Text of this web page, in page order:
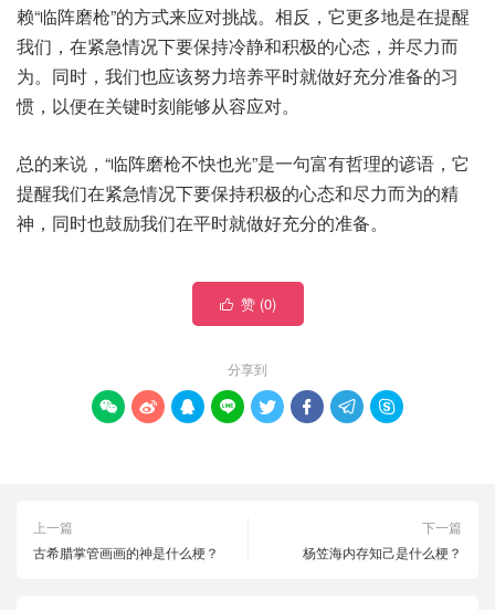
赖“临阵磨枪”的方式来应对挑战。相反，它更多地是在提醒
我们，在紧急情况下要保持冷静和积极的心态，并尽力而
为。同时，我们也应该努力培养平时就做好充分准备的习
惯，以便在关键时刻能够从容应对。
总的来说，“临阵磨枪不快也光”是一句富有哲理的谚语，它
提醒我们在紧急情况下要保持积极的心态和尽力而为的精
神，同时也鼓励我们在平时就做好充分的准备。
 赞 (0)
分享到
       
上一篇
古希腊掌管画画的神是什么梗？
下一篇
杨笠海内存知己是什么梗？